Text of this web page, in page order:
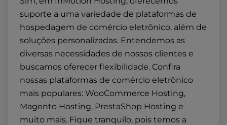
suporte a uma variedade de plataformas de
hospedagem de comércio eletrônico, além de
soluções personalizadas. Entendemos as
diversas necessidades de nossos clientes e
buscamos oferecer flexibilidade. Confira
nossas plataformas de comércio eletrônico
mais populares: WooCommerce Hosting,
Magento Hosting, PrestaShop Hosting e
muito mais. Fique tranquilo, pois temos a